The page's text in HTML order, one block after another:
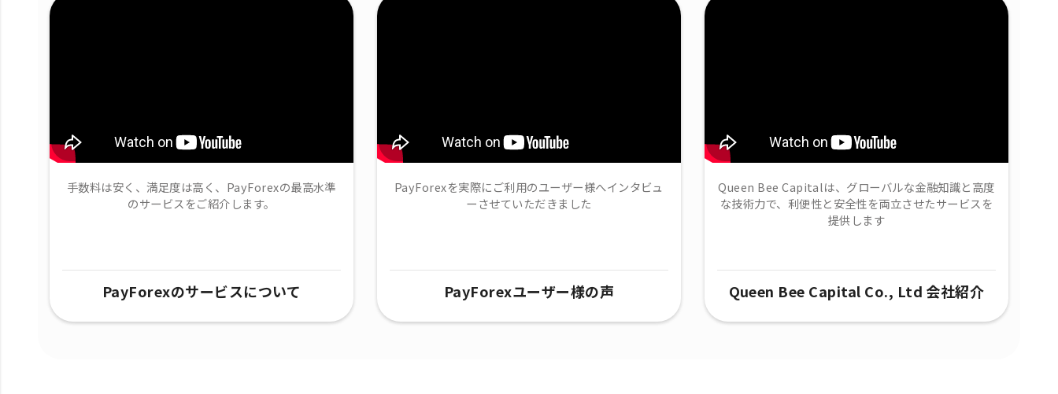
手数料は安く、満足度は高く、PayForexの最高水準
のサービスをご紹介します。
PayForexのサービスについて
PayForexを実際にご利用のユーザー様へインタビュ
ーさせていただきました
PayForexユーザー様の声​
Queen Bee Capitalは、グローバルな金融知識と高度
な技術力で、​利便性と安全性を両立させたサービスを
提供します
Queen Bee Capital Co., Ltd 会社紹介